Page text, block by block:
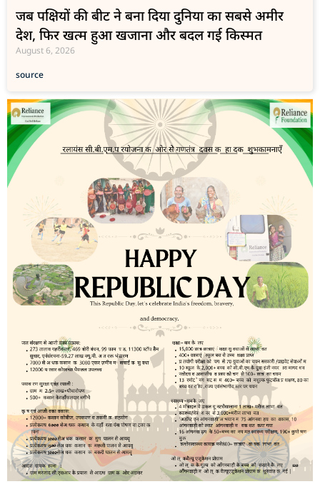
जब पक्षियों की बीट ने बना दिया दुनिया का सबसे अमीर
देश, फिर खत्म हुआ खजाना और बदल गई किस्मत
August 6, 2026
source